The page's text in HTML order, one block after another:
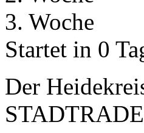
3. Woche
Startet in 0
Der